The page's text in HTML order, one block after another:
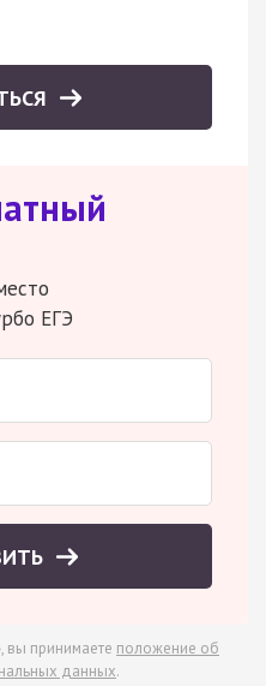
ЕГЭ
вы принимаете положение об
данных.